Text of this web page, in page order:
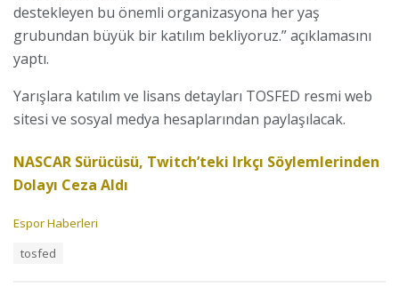
destekleyen bu önemli organizasyona her yaş
grubundan büyük bir katılım bekliyoruz.” açıklamasını
yaptı.
Yarışlara katılım ve lisans detayları TOSFED resmi web
sitesi ve sosyal medya hesaplarından paylaşılacak.
NASCAR Sürücüsü, Twitch’teki Irkçı Söylemlerinden
Dolayı Ceza Aldı
C
Espor Haberleri
tosfed